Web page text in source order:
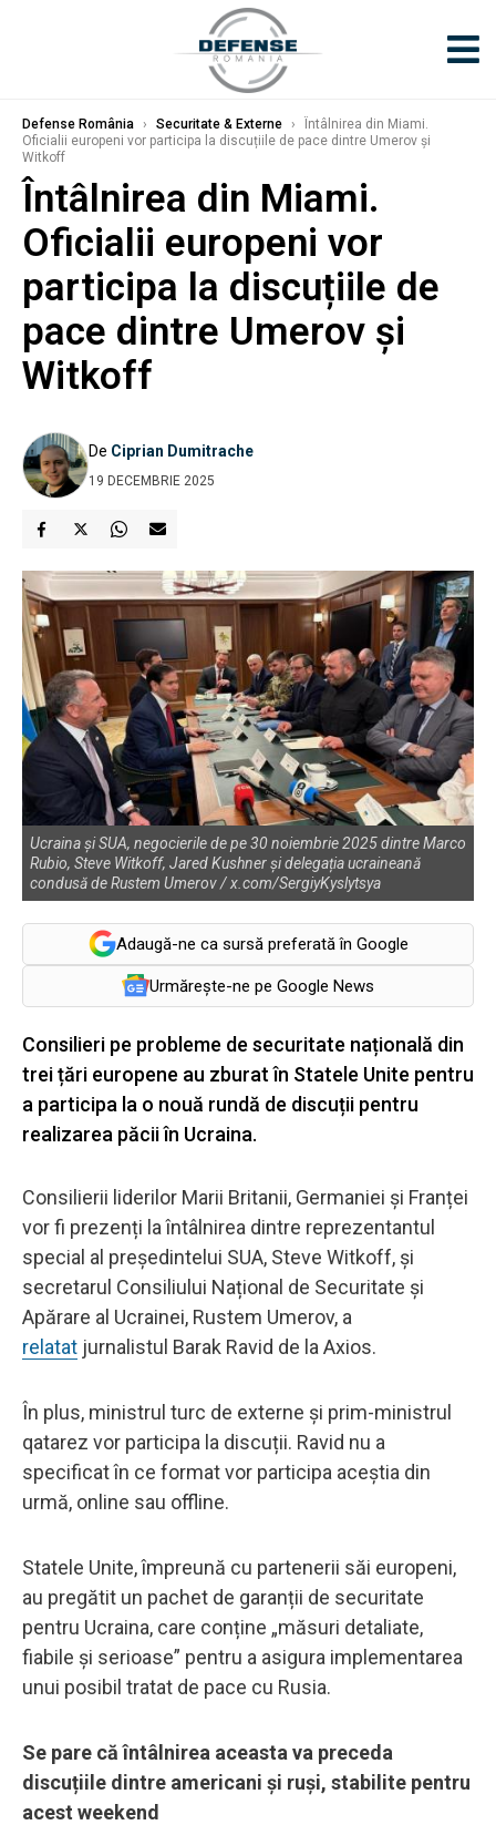
Defense România › Securitate & Externe ›
Întâlnirea din Miami.
Oficialii europeni vor participa la discuțiile de pace dintre Umerov și
Witkoff
Întâlnirea din Miami.
Oficialii europeni vor
participa la discuțiile de
pace dintre Umerov și
Witkoff
De Ciprian Dumitrache
19 DECEMBRIE 2025
Ucraina și SUA, negocierile de pe 30 noiembrie 2025 dintre Marco
Rubio, Steve Witkoff, Jared Kushner și delegația ucraineană
condusă de Rustem Umerov / x.com/SergiyKyslytsya
Adaugă-ne ca sursă preferată în Google
Urmărește-ne pe Google News
Consilieri pe probleme de securitate națională din
trei țări europene au zburat în Statele Unite pentru
a participa la o nouă rundă de discuții pentru
realizarea păcii în Ucraina.
Consilierii liderilor Marii Britanii, Germaniei și Franței
vor fi prezenți la întâlnirea dintre reprezentantul
special al președintelui SUA, Steve Witkoff, și
secretarul Consiliului Național de Securitate și
Apărare al Ucrainei, Rustem Umerov, a
relatat jurnalistul Barak Ravid de la Axios.
În plus, ministrul turc de externe și prim-ministrul
qatarez vor participa la discuții. Ravid nu a
specificat în ce format vor participa aceștia din
urmă, online sau offline.
Statele Unite, împreună cu partenerii săi europeni,
au pregătit un pachet de garanții de securitate
pentru Ucraina, care conține „măsuri detaliate,
fiabile și serioase” pentru a asigura implementarea
unui posibil tratat de pace cu Rusia.
Se pare că întâlnirea aceasta va preceda
discuțiile dintre americani și ruși, stabilite pentru
acest weekend